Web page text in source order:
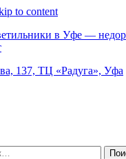
to content
в Уфе —
137, ТЦ «Радуга», Уфа